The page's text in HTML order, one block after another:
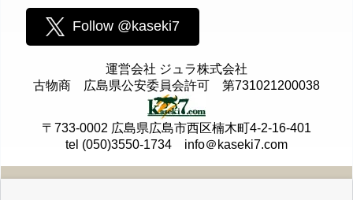
Follow @kaseki7
運営会社 ジュラ株式会社
古物商 広島県公安委員会許可 第731021200038
〒733-0002 広島県広島市西区楠木町4-2-16-401
tel (050)3550-1734 info＠kaseki7.com